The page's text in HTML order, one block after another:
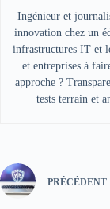
Ingénieur et
innovation chez un
infrastructures IT et
et entreprises à
approche ?
tests terrain et
PRÉCÉDENT